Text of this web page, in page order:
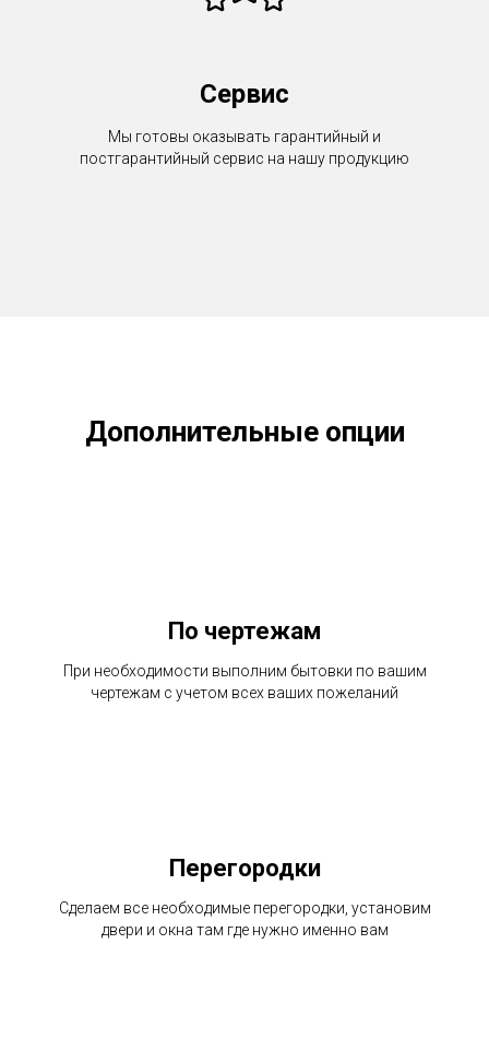
Сервис
Мы готовы оказывать гарантийный и
постгарантийный сервис на нашу продукцию
Дополнительные опции
По чертежам
При необходимости выполним бытовки по вашим
чертежам с учетом всех ваших пожеланий
Перегородки
Сделаем все необходимые перегородки, установим
двери и окна там где нужно именно вам